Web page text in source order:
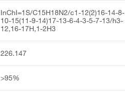
InChI=1S/C15H18N2/c1-12(2)16-14-8-
10-15(11-9-14)17-13-6-4-3-5-7-13/h3-
12,16-17H,1-2H3
226.147
>95%